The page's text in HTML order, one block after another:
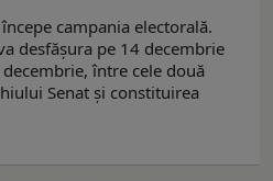
campania electorală.
desfășura pe 14 decembrie
între cele două
Senat și constituirea